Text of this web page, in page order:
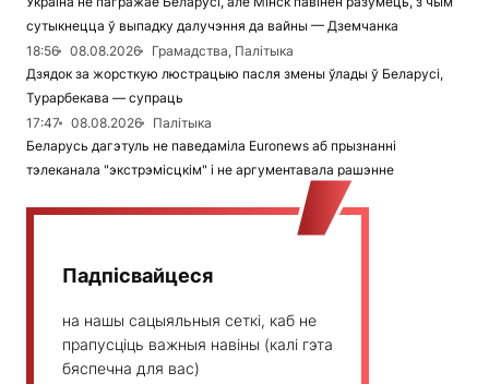
сутыкнецца ў выпадку далучэння да вайны — Дземчанка
18:56
08.08.2026
Грамадства, Палітыка
Дзядок за жорсткую люстрацыю пасля змены ўлады ў Беларусі,
Турарбекава — супраць
17:47
08.08.2026
Палітыка
Беларусь дагэтуль не паведаміла Euronews аб прызнанні
тэлеканала "экстрэмісцкім" і не аргументавала рашэнне
Падпісвайцеся
на нашы сацыяльныя сеткі, каб не
прапусціць важныя навіны (калі гэта
бяспечна для вас)